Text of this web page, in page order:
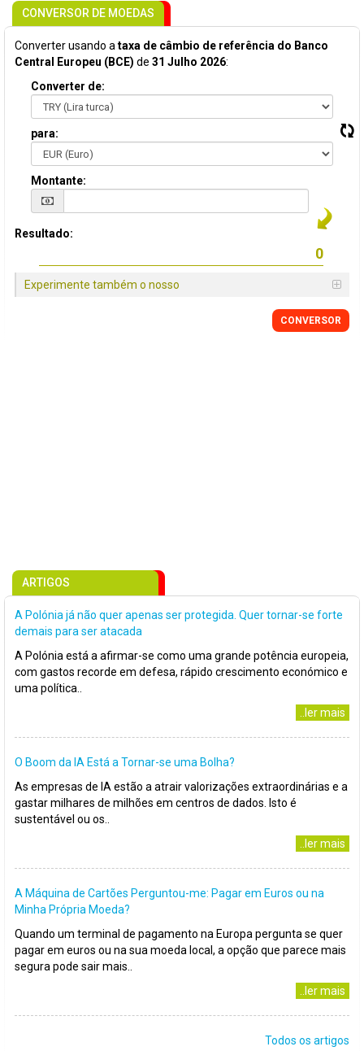
CONVERSOR DE MOEDAS
Converter usando a taxa de câmbio de referência do Banco
Central Europeu (BCE) de 31 Julho 2026:
Converter de:
para:
Montante:
Resultado:
Experimente também o nosso
CONVERSOR
ARTIGOS
A Polónia já não quer apenas ser protegida. Quer tornar-se forte
demais para ser atacada
A Polónia está a afirmar-se como uma grande potência europeia,
com gastos recorde em defesa, rápido crescimento económico e
uma política..
..ler mais
O Boom da IA Está a Tornar-se uma Bolha?
As empresas de IA estão a atrair valorizações extraordinárias e a
gastar milhares de milhões em centros de dados. Isto é
sustentável ou os..
..ler mais
A Máquina de Cartões Perguntou-me: Pagar em Euros ou na
Minha Própria Moeda?
Quando um terminal de pagamento na Europa pergunta se quer
pagar em euros ou na sua moeda local, a opção que parece mais
segura pode sair mais..
..ler mais
Todos os artigos